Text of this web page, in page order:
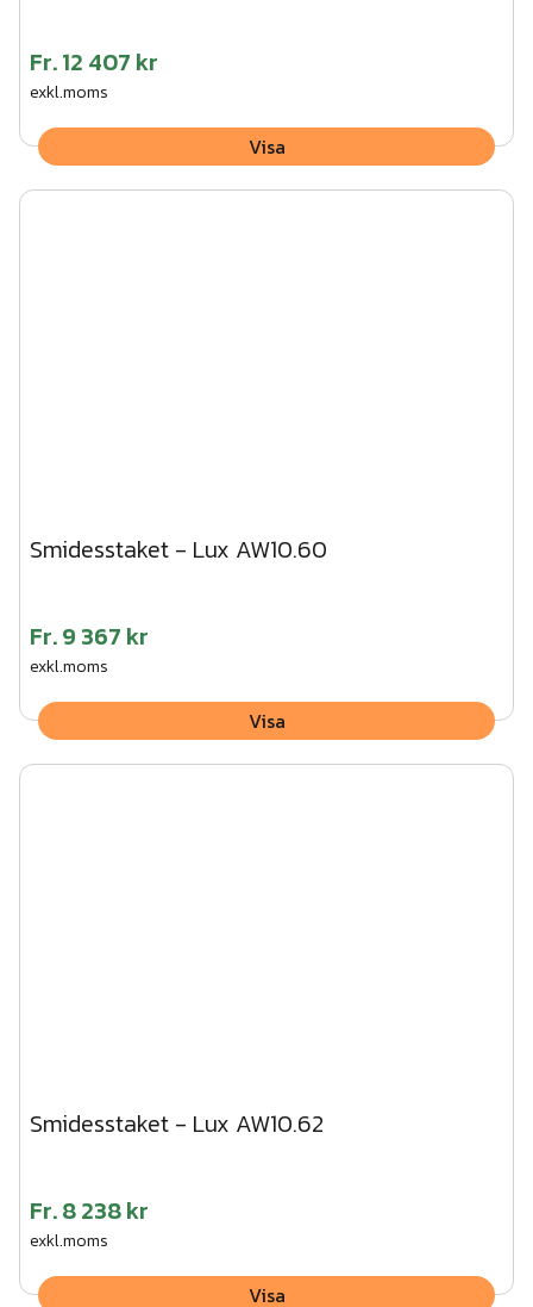
Fr.12 407 kr
exkl.moms
Visa
Smidesstaket - Lux AW10.60
Fr.9 367 kr
exkl.moms
Visa
Smidesstaket - Lux AW10.62
Fr.8 238 kr
exkl.moms
Visa